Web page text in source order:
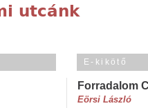
utcánk
E-kikötő
Forradalom
Eörsi László